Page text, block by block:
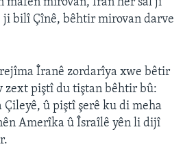
mafên mirovan, Îran her sal ji
ji bilî Çînê, bêhtir mirovan darve
Îranê zordarîya xwe bêtir
zext piştî du tiştan bêhtir bû:
Çileyê, û piştî şerê ku di meha
Amerîka û Îsraîlê yên li dijî